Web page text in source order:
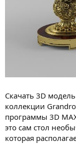
Скачать 3D
коллекции
программы 3D
это сам стол
которая